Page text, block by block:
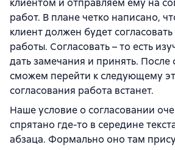
клиентом и отправляем ему на
работ. В плане четко написано,
клиент должен будет
работы. Согласовать – то есть
дать замечания и принять. После
сможем перейти к следующему
согласования работа встанет.
Наше условие о согласовании
спрятано где-то в середине
абзаца. Формально оно там